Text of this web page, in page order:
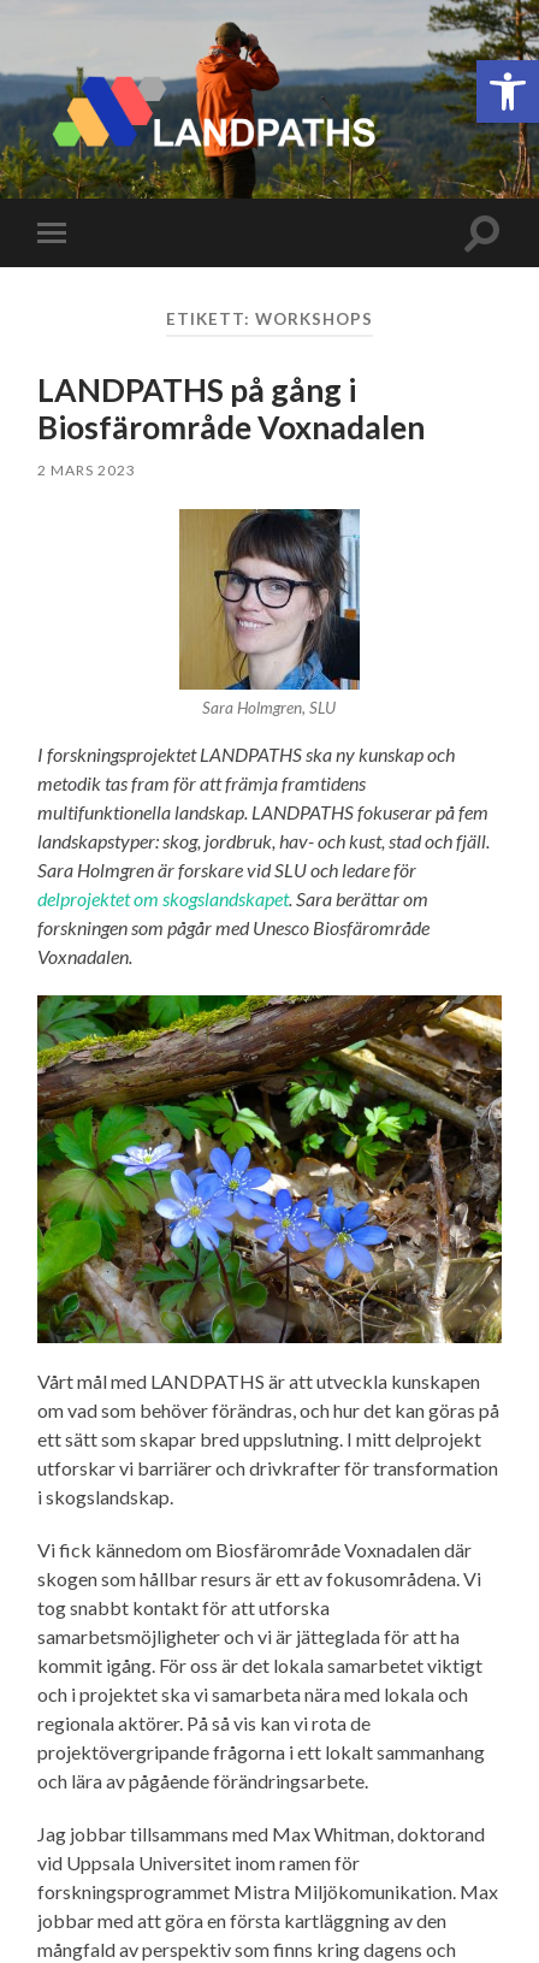
LANDPATHS
Slå
på/av
Slå
ETIKETT: WORKSHOPS
LANDPATHS på gång i
Biosfärområde Voxnadalen
2 MARS 2023
Sara Holmgren, SLU
I forskningsprojektet LANDPATHS ska ny kunskap och
metodik tas fram för att främja framtidens
multifunktionella landskap. LANDPATHS fokuserar på fem
landskapstyper: skog, jordbruk, hav- och kust, stad och fjäll.
Sara Holmgren är forskare vid SLU och ledare för
delprojektet om skogslandskapet. Sara berättar om
forskningen som pågår med Unesco Biosfärområde
Voxnadalen.
Vårt mål med LANDPATHS är att utveckla kunskapen
om vad som behöver förändras, och hur det kan göras på
ett sätt som skapar bred uppslutning. I mitt delprojekt
utforskar vi barriärer och drivkrafter för transformation
i skogslandskap.
Vi fick kännedom om Biosfärområde Voxnadalen där
skogen som hållbar resurs är ett av fokusområdena. Vi
tog snabbt kontakt för att utforska
samarbetsmöjligheter och vi är jätteglada för att ha
kommit igång. För oss är det lokala samarbetet viktigt
och i projektet ska vi samarbeta nära med lokala och
regionala aktörer. På så vis kan vi rota de
projektövergripande frågorna i ett lokalt sammanhang
och lära av pågående förändringsarbete.
Jag jobbar tillsammans med Max Whitman, doktorand
vid Uppsala Universitet inom ramen för
forskningsprogrammet Mistra Miljökomunikation. Max
jobbar med att göra en första kartläggning av den
mångfald av perspektiv som finns kring dagens och